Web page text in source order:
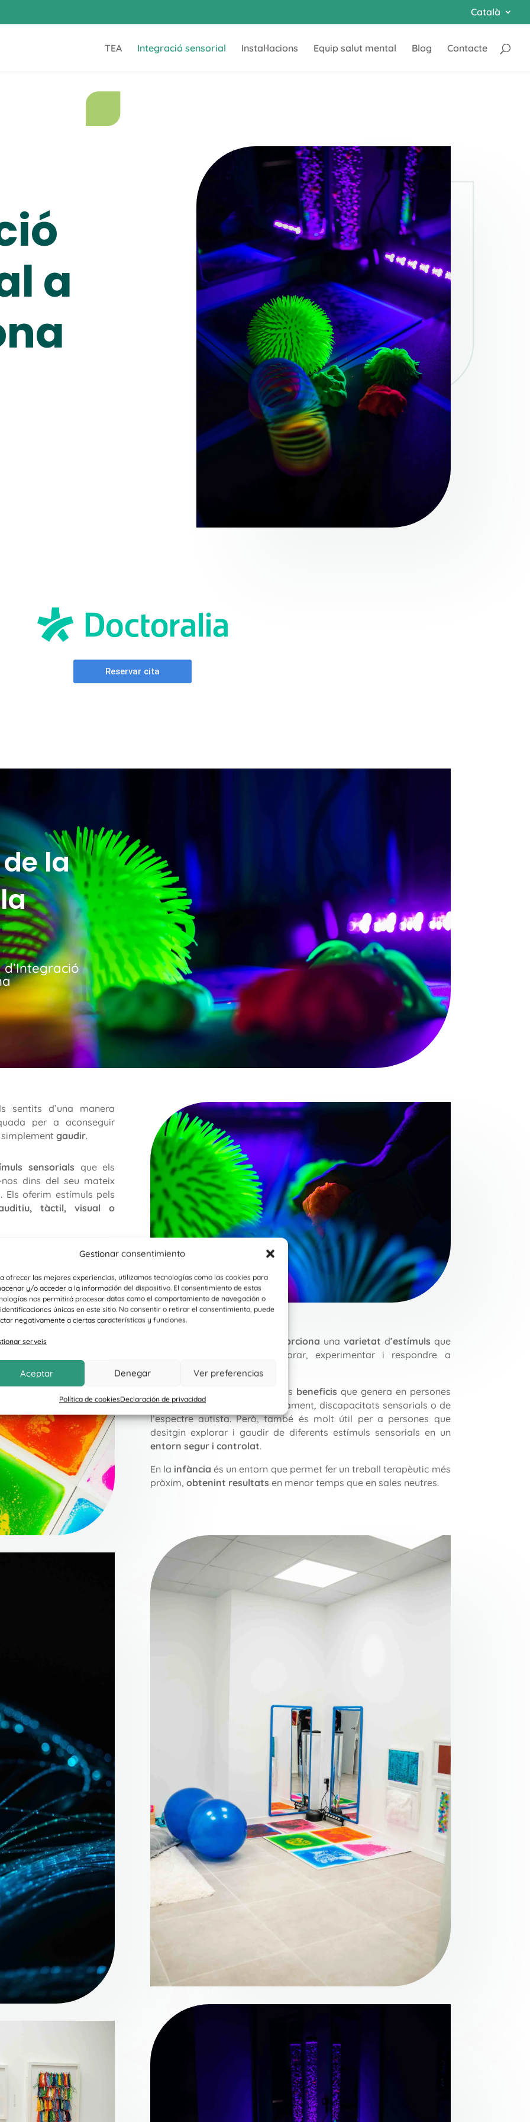
Gestionar consentimiento
ofrecer las mejores experiencias, utilizamos tecnologías como las cookies para
y/o acceder a la información del dispositivo. El consentimiento de estas
nos permitirá procesar datos como el comportamiento de navegación o
únicas en este sitio. No consentir o retirar el consentimiento, puede
negativamente a ciertas características y funciones.
serveis
Aceptar Denegar Ver preferencias
Política de cookiesDeclaración de privacidad
Català
TEA Integració sensorial Instal·lacions Equip salut mental Blog Contacte
a
la
sentits d’una manera
per a aconseguir
simplementgaudir.
sensorials que els
dins del seu mateix
oferim estímuls pels
tàctil, visual o
un benestarque
proporciona una varietat d’estímuls que
ajuden les persones a explorar, experimentar i respondre a
diferents sensacions.
pels beneficis que genera en persones
amb trastorns del desenvolupament, discapacitats sensorials o de
l’espectre autista. Però, també és molt útil per a persones que
desitgin explorar i gaudir de diferents estímuls sensorials en un
entorn segur i controlat.
En la infància és un entorn que permet fer un treball terapèutic més
pròxim, obtenint resultats en menor temps que en sales neutres.